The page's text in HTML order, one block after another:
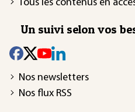
Tous les contenus en
Un suivi selon vos
Nos newsletters
Nos flux RSS